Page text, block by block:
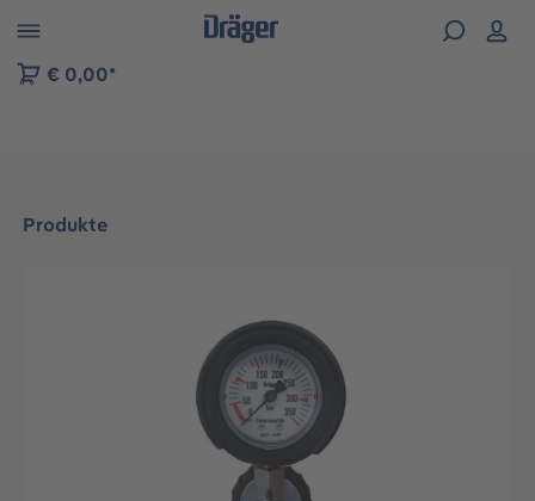
der B2B-Plattform springen
€ 0,00*
Produkte
Bildergalerie überspringen